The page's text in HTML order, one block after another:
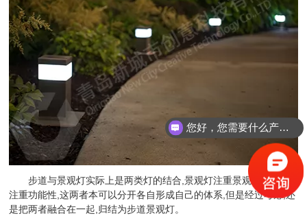
步道与景观灯实际上是两类灯的结合,景观灯注重景观性,步道灯
注重功能性,这两者本可以分开各自形成自己的体系,但是经过考虑,还
是把两者融合在一起,归结为步道景观灯。
您好，您需要什么产品？